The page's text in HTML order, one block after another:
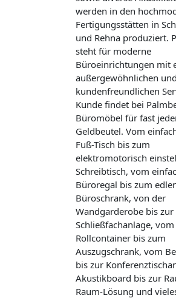
werden in den
Fertigungsstätten in
und Rehna produziert.
steht für moderne
Büroeinrichtungen mit
außergewöhnlichen und
kundenfreundlichen
Kunde findet bei
Büromöbel für fast
Geldbeutel. Vom
Fuß-Tisch bis zum
elektromotorisch
Schreibtisch, vom
Büroregal bis zum
Büroschrank, von der
Wandgarderobe bis zur
Schließfachanlage,
Rollcontainer bis zum
Auszugschrank, vom
bis zur
Akustikboard bis zur
Raum-Lösung und